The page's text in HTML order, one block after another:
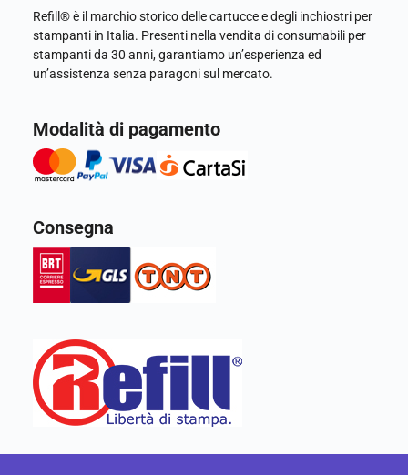
Refill® è il marchio storico delle cartucce e degli inchiostri per
stampanti in Italia. Presenti nella vendita di consumabili per
stampanti da 30 anni, garantiamo un’esperienza ed
un’assistenza senza paragoni sul mercato.
Modalità di pagamento
Consegna